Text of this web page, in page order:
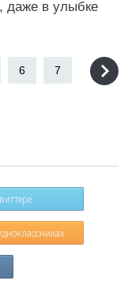
даже в улыбке
6 7